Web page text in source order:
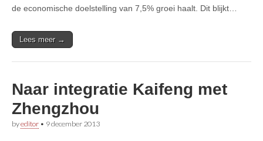
de economische doelstelling van 7,5% groei haalt. Dit blijkt…
Lees meer →
Naar integratie Kaifeng met
Zhengzhou
byeditor • 9 december 2013